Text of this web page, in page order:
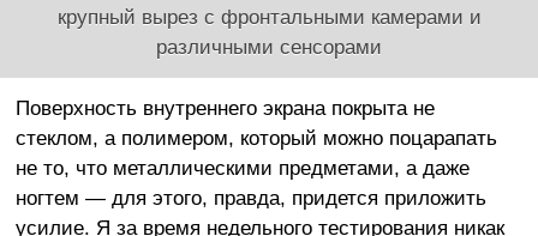
крупный вырез с фронтальными камерами и
различными сенсорами
Поверхность внутреннего экрана покрыта не
стеклом, а полимером, который можно поцарапать
не то, что металлическими предметами, а даже
ногтем — для этого, правда, придется приложить
усилие. Я за время недельного тестирования никак